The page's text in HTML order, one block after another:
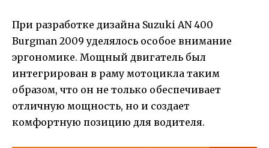
При разработке дизайна Suzuki AN 400
Burgman 2009 уделялось особое внимание
эргономике. Мощный двигатель был
интегрирован в раму мотоцикла таким
образом, что он не только обеспечивает
отличную мощность, но и создает
комфортную позицию для водителя.